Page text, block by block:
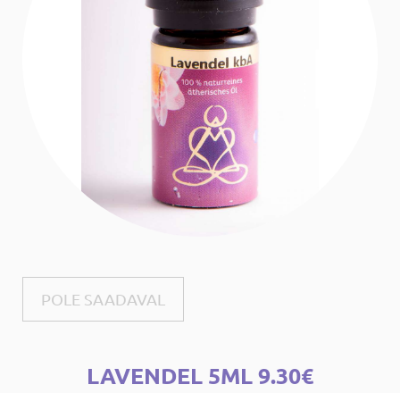
POLE SAADAVAL
LAVENDEL 5ML 9.30€